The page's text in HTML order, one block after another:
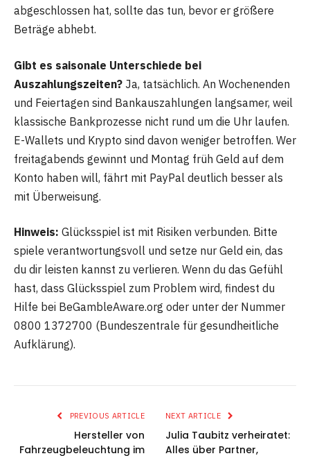
abgeschlossen hat, sollte das tun, bevor er größere
Beträge abhebt.
Gibt es saisonale Unterschiede bei
Auszahlungszeiten? Ja, tatsächlich. An Wochenenden
und Feiertagen sind Bankauszahlungen langsamer, weil
klassische Bankprozesse nicht rund um die Uhr laufen.
E-Wallets und Krypto sind davon weniger betroffen. Wer
freitagabends gewinnt und Montag früh Geld auf dem
Konto haben will, fährt mit PayPal deutlich besser als
mit Überweisung.
Hinweis: Glücksspiel ist mit Risiken verbunden. Bitte
spiele verantwortungsvoll und setze nur Geld ein, das
du dir leisten kannst zu verlieren. Wenn du das Gefühl
hast, dass Glücksspiel zum Problem wird, findest du
Hilfe bei BeGambleAware.org oder unter der Nummer
0800 1372700 (Bundeszentrale für gesundheitliche
Aufklärung).
PREVIOUS ARTICLE
Hersteller von
Fahrzeugbeleuchtung im
NEXT ARTICLE
Julia Taubitz verheiratet:
Alles über Partner,